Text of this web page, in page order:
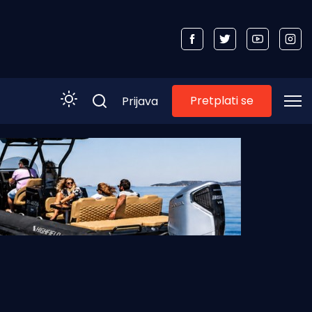
Prijava Pretplati se